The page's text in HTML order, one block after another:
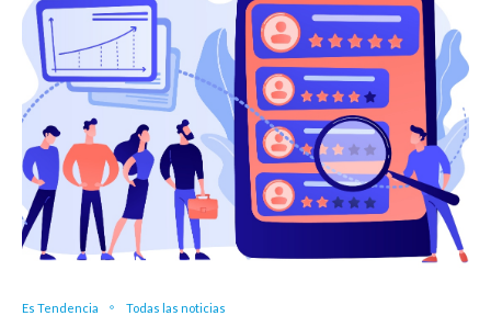
Es Tendencia Todas las noticias